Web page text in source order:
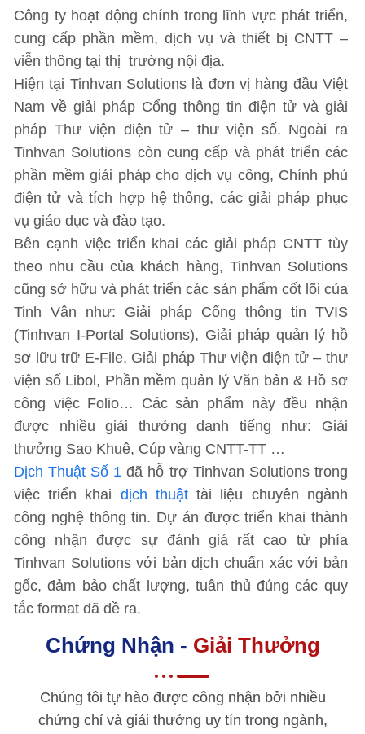
Công ty hoạt động chính trong lĩnh vực phát triển,
cung cấp phần mềm, dịch vụ và thiết bị CNTT –
viễn thông tại thị trường nội địa.
Hiện tại Tinhvan Solutions là đơn vị hàng đầu Việt
Nam về giải pháp Cổng thông tin điện tử và giải
pháp Thư viện điện tử – thư viện số. Ngoài ra
Tinhvan Solutions còn cung cấp và phát triển các
phần mềm giải pháp cho dịch vụ công, Chính phủ
điện tử và tích hợp hệ thống, các giải pháp phục
vụ giáo dục và đào tạo.
Bên cạnh việc triển khai các giải pháp CNTT tùy
theo nhu cầu của khách hàng, Tinhvan Solutions
cũng sở hữu và phát triển các sản phẩm cốt lõi của
Tinh Vân như: Giải pháp Cổng thông tin TVIS
(Tinhvan I-Portal Solutions), Giải pháp quản lý hồ
sơ lữu trữ E-File, Giải pháp Thư viện điện tử – thư
viện số Libol, Phần mềm quản lý Văn bản & Hồ sơ
công việc Folio… Các sản phẩm này đều nhận
được nhiều giải thưởng danh tiếng như: Giải
thưởng Sao Khuê, Cúp vàng CNTT-TT …
Dịch Thuật Số 1 đã hỗ trợ Tinhvan Solutions trong
việc triển khai dịch thuậttài liệu chuyên ngành
công nghệ thông tin. Dự án được triển khai thành
công nhận được sự đánh giá rất cao từ phía
Tinhvan Solutions với bản dịch chuẩn xác với bản
gốc, đảm bảo chất lượng, tuân thủ đúng các quy
tắc format đã đề ra.
Chứng Nhận - Giải Thưởng
Chúng tôi tự hào được công nhận bởi nhiều
chứng chỉ và giải thưởng uy tín trong ngành,